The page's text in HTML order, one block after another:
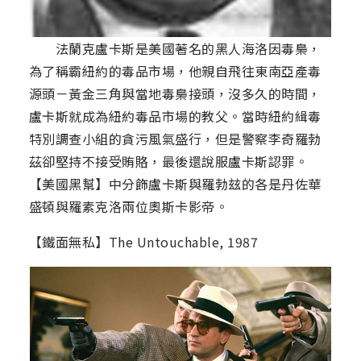
法蘭克盧卡斯是美國著名的黑人海洛因毒梟，
為了稱霸紐約的毒品市場，他親自飛往東南亞產毒
源頭－黃金三角與當地毒梟接頭，沒多久的時間，
盧卡斯就成為紐約毒品市場的教父。當時紐約緝毒
特別調查小組的貪污風氣盛行，但是警察李奇羅勃
茲卻堅持不接受賄賂，最後還說服盧卡斯認罪。
【美國黑幫】中分飾盧卡斯與羅勃玆的各是丹佐華
盛頓與羅素克洛兩位奧斯卡影帝。
【鐵面無私】The Untouchable, 1987